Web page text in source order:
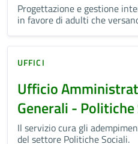
Progettazione e gestione
in favore di adulti che
UFFICI
Ufficio
Generali - Politiche
Il servizio cura gli
del settore Politiche Sociali.